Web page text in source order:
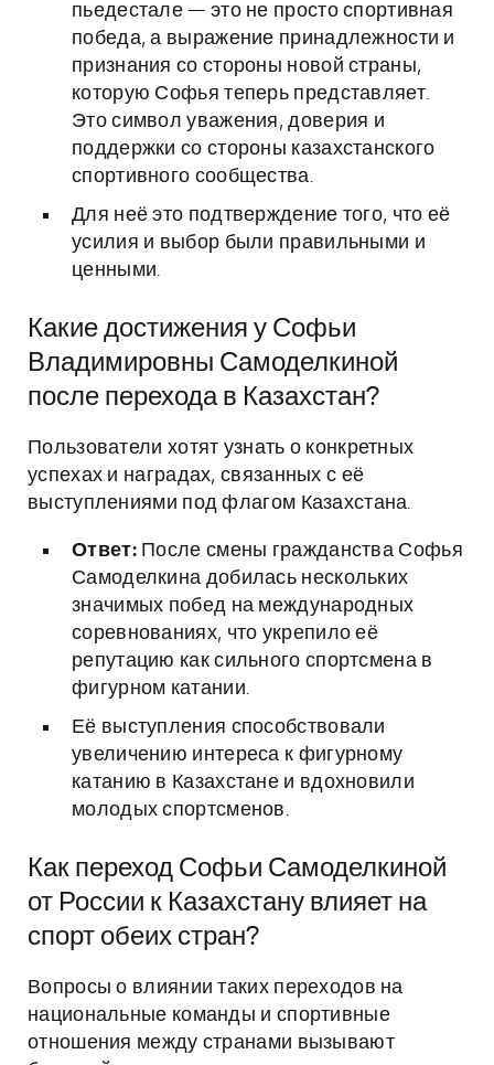
пьедестале — это не просто спортивная
победа, а выражение принадлежности и
признания со стороны новой страны,
которую Софья теперь представляет.
Это символ уважения, доверия и
поддержки со стороны казахстанского
спортивного сообщества.
Для неё это подтверждение того, что её
усилия и выбор были правильными и
ценными.
Какие достижения у Софьи
Владимировны Самоделкиной
после перехода в Казахстан?
Пользователи хотят узнать о конкретных
успехах и наградах, связанных с её
выступлениями под флагом Казахстана.
Ответ:После смены гражданства Софья
Самоделкина добилась нескольких
значимых побед на международных
соревнованиях, что укрепило её
репутацию как сильного спортсмена в
фигурном катании.
Её выступления способствовали
увеличению интереса к фигурному
катанию в Казахстане и вдохновили
молодых спортсменов.
Как переход Софьи Самоделкиной
от России к Казахстану влияет на
спорт обеих стран?
Вопросы о влиянии таких переходов на
национальные команды и спортивные
отношения между странами вызывают